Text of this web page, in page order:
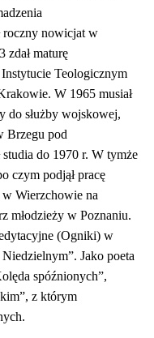
roczny nowicjat w
zdał maturę
Teologicznym
W 1965 musiał
do służby wojskowej,
Brzegu pod
do 1970 r. W tymże
czym podjął pracę
Wierzchowie na
młodzieży w Poznaniu.
(Ogniki) w
Jako poeta
spóźnionych”,
z którym